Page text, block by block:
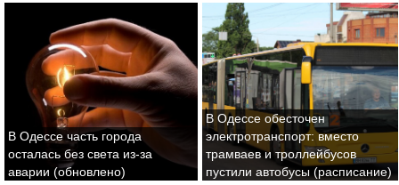
В Одессе часть города
осталась без света из-за
аварии (обновлено)
В Одессе обесточен
электротранспорт: вместо
трамваев и троллейбусов
пустили автобусы (расписание)